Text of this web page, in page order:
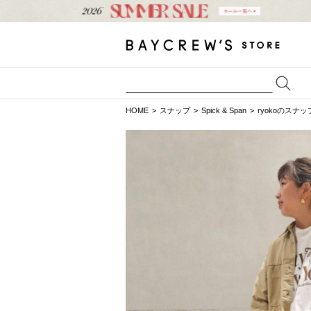
HOME スナップ Spick & Span ryokoのスナッ